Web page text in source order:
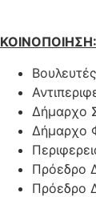
ΚΟΙΝΟΠΟΙΗΣΗ:
Δήμαρχο
Δήμαρχο
Πρόεδρο
Πρόεδρο